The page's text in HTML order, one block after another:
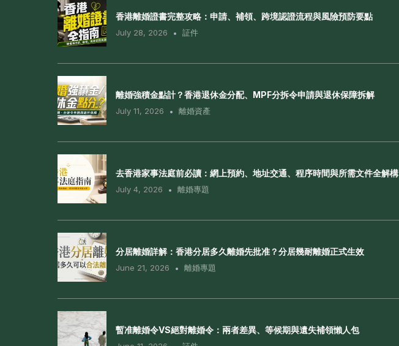
香港離婚證書完整攻略：申請、補領、跨境認證流程與風險預防要點
July 28, 2026 証件
離婚強積金點計？香港退休金分配、MPF分拆令申請與退休保障拆解
July 11, 2026 離婚資產
去香港家事法庭前必讀：網上預約、地址交通、程序時間與所需文件全解構
July 4, 2026 離婚專題
分居離婚詳解：香港分居多久離婚先批准？分居幾耐離婚正式生效
June 21, 2026 離婚專題
暫准離婚令VS絕對離婚令：兩者差異、等候期與遺失補領懶人包